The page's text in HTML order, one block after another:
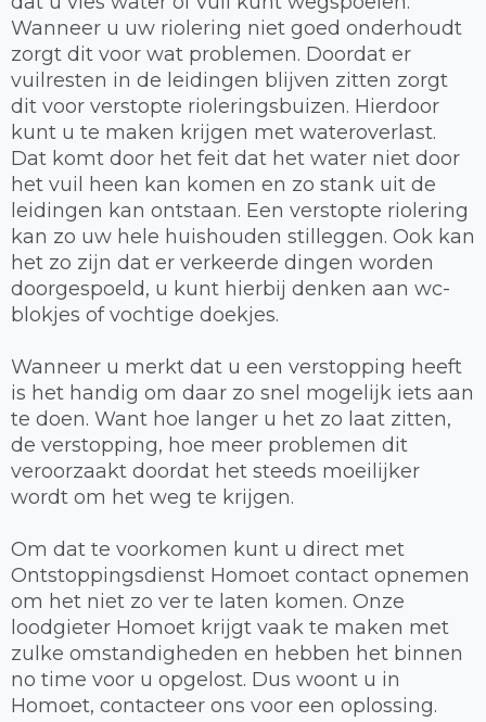
Wanneer u uw riolering niet goed onderhoudt
zorgt dit voor wat problemen. Doordat er
vuilresten in de leidingen blijven zitten zorgt
dit voor verstopte rioleringsbuizen. Hierdoor
kunt u te maken krijgen met wateroverlast.
Dat komt door het feit dat het water niet door
het vuil heen kan komen en zo stank uit de
leidingen kan ontstaan. Een verstopte riolering
kan zo uw hele huishouden stilleggen. Ook kan
het zo zijn dat er verkeerde dingen worden
doorgespoeld, u kunt hierbij denken aan wc-
blokjes of vochtige doekjes.
Wanneer u merkt dat u een verstopping heeft
is het handig om daar zo snel mogelijk iets aan
te doen. Want hoe langer u het zo laat zitten,
de verstopping, hoe meer problemen dit
veroorzaakt doordat het steeds moeilijker
wordt om het weg te krijgen.
Om dat te voorkomen kunt u direct met
Ontstoppingsdienst Homoet contact opnemen
om het niet zo ver te laten komen. Onze
loodgieter Homoet krijgt vaak te maken met
zulke omstandigheden en hebben het binnen
no time voor u opgelost. Dus woont u in
Homoet, contacteer ons voor een oplossing.